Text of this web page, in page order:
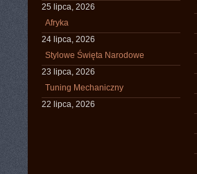
25 lipca, 2026
Afryka
24 lipca, 2026
Stylowe Święta Narodowe
23 lipca, 2026
Tuning Mechaniczny
22 lipca, 2026